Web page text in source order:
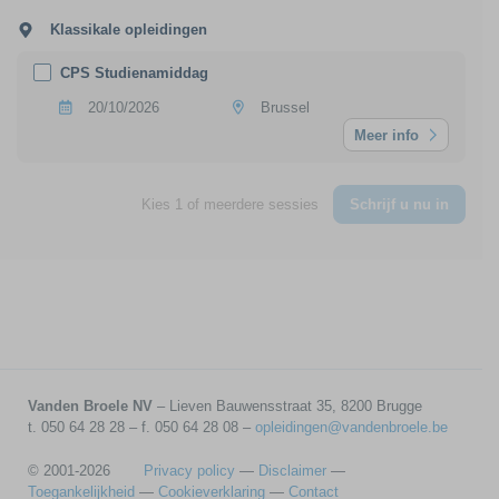
Klassikale opleidingen
CPS Studienamiddag
20/10/2026
Brussel
Meer info
Kies 1 of meerdere sessies Schrijf u nu in
Vanden Broele NV – Lieven Bauwensstraat 35, 8200 Brugge
t. 050 64 28 28 – f. 050 64 28 08 – opleidingen@vandenbroele.be
© 2001-2026 Privacy policy — Disclaimer —
Toegankelijkheid — Cookieverklaring — Contact